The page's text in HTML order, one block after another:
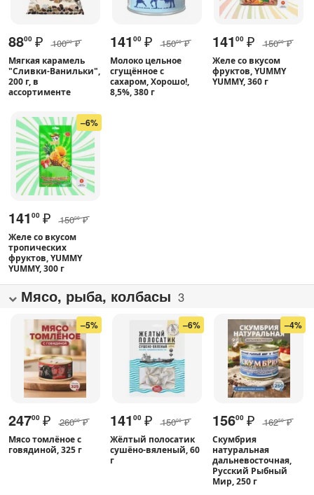
8800 ₽ 10000 ₽
Мягкая карамель
"Сливки-Ванильки",
200 г, в
ассортименте
14100 ₽ 15000 ₽
Молоко цельное
сгущённое с
сахаром, Хорошо!,
8,5%, 380 г
141 00 ₽ 15000 ₽
Желе со вкусом
фруктов, YUMMY
YUMMY, 360 г
–6%
141 00 ₽ 15000 ₽
Желе со вкусом
тропических
фруктов, YUMMY
YUMMY, 300 г
Мясо, рыба, колбасы 3
–5%
24700 ₽ 26000 ₽
Мясо томлёное с
говядиной, 325 г
–6%
14100 ₽ 15000 ₽
Жёлтый полосатик
сушёно-вяленый, 60
г
–4%
15600 ₽ 16250 ₽
Скумбрия
натуральная
дальневосточная,
Русский Рыбный
Мир, 250 г